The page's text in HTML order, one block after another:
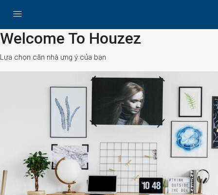
Search
Welcome To Houzez
Lựa chọn căn nhà ưng ý của bạn